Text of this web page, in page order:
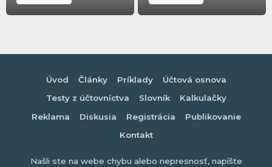
Úvod Články Príklady
Účtová osnova
Testy z účtovníctva
Slovník
Kalkulačky
Reklama
Diskusia Registrácia
Publikovanie
Kontakt
Našli ste na webe chybu alebo nepresnosť, napíšte